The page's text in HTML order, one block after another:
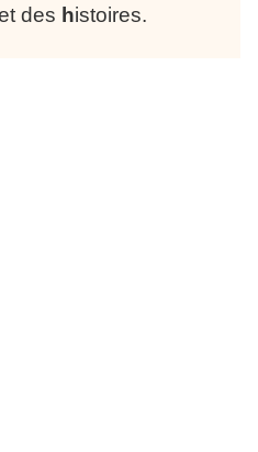
des histoires.